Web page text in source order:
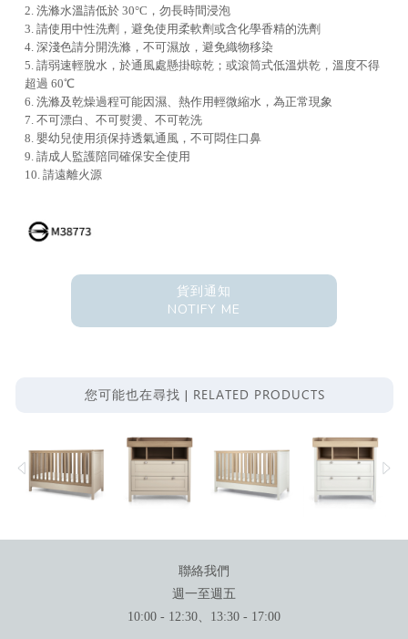
2. 洗滌水溫請低於 30°C，勿長時間浸泡
3. 請使用中性洗劑，避免使用柔軟劑或含化學香精的洗劑
4. 深淺色請分開洗滌，不可濕放，避免織物移染
5. 請弱速輕脫水，於通風處懸掛晾乾；或滾筒式低溫烘乾，溫度不得
超過 60℃
6. 洗滌及乾燥過程可能因濕、熱作用輕微縮水，為正常現象
7. 不可漂白、不可熨燙、不可乾洗
8. 嬰幼兒使用須保持透氣通風，不可悶住口鼻
9. 請成人監護陪同確保安全使用
10. 請遠離火源
貨到通知
NOTIFY ME
您可能也在尋找 | RELATED PRODUCTS
聯絡我們
週一至週五
10:00 - 12:30、13:30 - 17:00